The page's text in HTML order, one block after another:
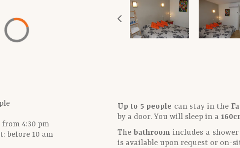
4:30 pm
before 10 am
Up to 5 people can stay in the
by a door. You will sleep in a
The bathroomincludes a
is available upon request or on-